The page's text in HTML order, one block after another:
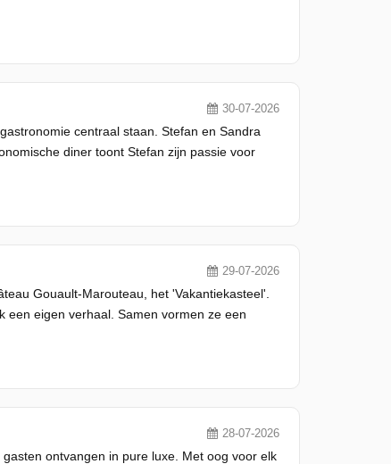
30-07-2026
centraal staan. Stefan en Sandra
diner toont Stefan zijn passie voor
29-07-2026
Gouault-Marouteau, het 'Vakantiekasteel'.
een eigen verhaal. Samen vormen ze een
28-07-2026
ontvangen in pure luxe. Met oog voor elk